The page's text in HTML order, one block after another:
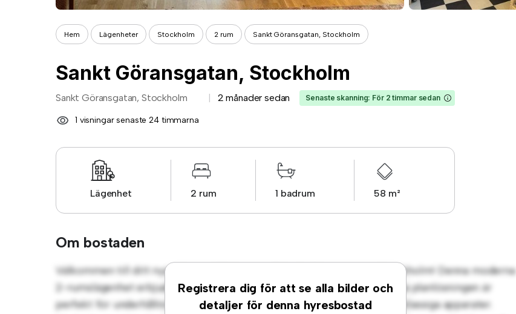
Hem Lägenheter Stockholm 2 rum Sankt Göransgatan, Stockholm
Sankt Göransgatan, Stockholm
Sankt Göransgatan, Stockholm 2 månader sedan Senaste skanning: För 2 timmar sedan
1 visningar senaste 24 timmarna
Lägenhet 2 rum 1 badrum 58 m²
Om bostaden
Registrera dig för att se alla bilder och
detaljer för denna hyresbostad
Välkommen till ditt nya urbana tillflyktsort på Sankt Göransgatan, Stockholm! Denna moderna
2-rumslägenhet erbjuder ett elegant och mysigt vardagsrum. Den öppna planlösningen är
perfekt för underhållning, och det eleganta köket är utrustat med förstklassiga apparater.